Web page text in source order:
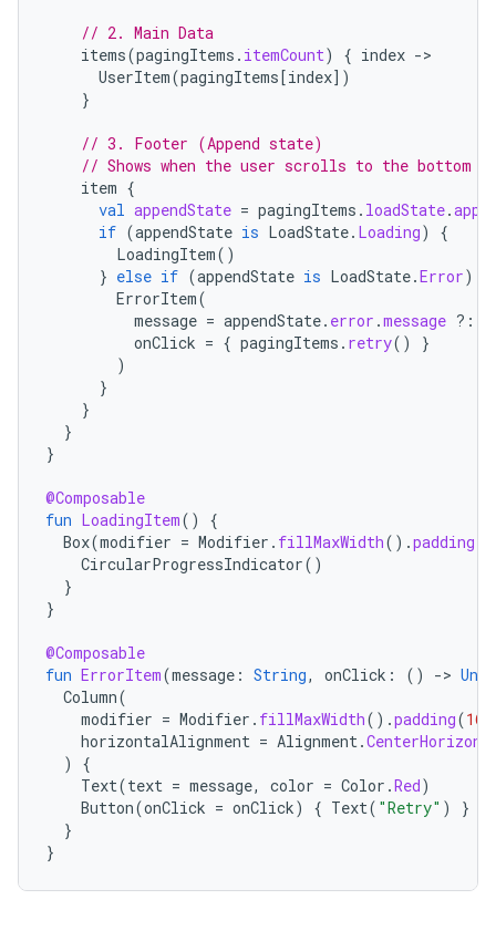
// 2. Main Data
items(pagingItems . itemCount) { index ->
UserItem(pagingItems[index] )
}
// 3. Footer (Append state)
// Shows when the user scrolls to the bottom
item {
val appendState = pagingItems . loadState.
if (appendState is LoadState. Loading)
{
LoadingItem()
} else if (appendState is LoadState.Error)
ErrorItem(
message = appendState. error .message ?:
onClick = { pagingItems . retry()
}
)
}
}
}
}
@Composable
fun LoadingItem()
{
Box(modifier = Modifier . fillMaxWidth().padding
CircularProgressIndicator()
}
}
@Composable
fun ErrorItem(message : String, onClick : () -> Unit
Column(
modifier = Modifier . fillMaxWidth().padding(16.
horizontalAlignment = Alignment.
)
{
Text(text = message, color = Color .Red)
Button(onClick = onClick) { Text( "Retry" )
}
}
}